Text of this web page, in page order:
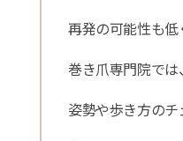
再発の可能性も低
巻き爪専門院では、
姿勢や歩き方の